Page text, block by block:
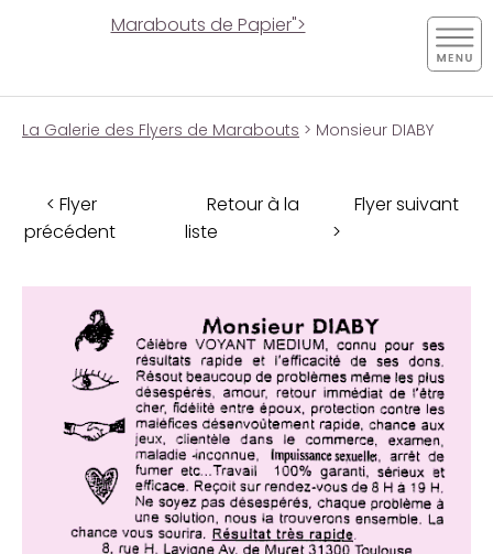
Marabouts de Papier">
La Galerie des Flyers de Marabouts > Monsieur DIABY
< Flyer
précédent
Retour à la
liste
Flyer suivant
>